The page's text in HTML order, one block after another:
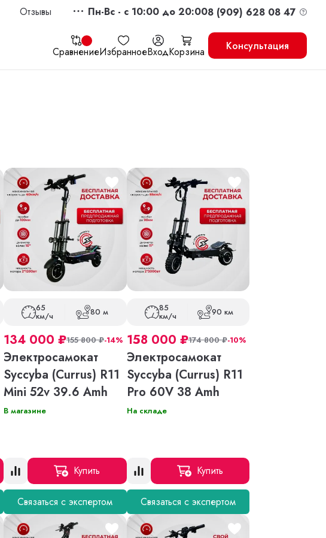
Отзывы Пн-Вс - c 10:00 до 20:008 (909) 628 08 47
СравнениеИзбранноеВходКорзина Консультация
65
км/ч 80 м
134 000 ₽155 800₽-14%
Электросамокат
Syccyba (Currus) R11
Mini 52v 39.6 Amh
В магазине
Купить
Связаться с экспертом
85
км/ч 90 км
158 000 ₽174 800₽-10%
Электросамокат
Syccyba (Currus) R11
Pro 60V 38 Amh
На складе
Купить
Связаться с экспертом